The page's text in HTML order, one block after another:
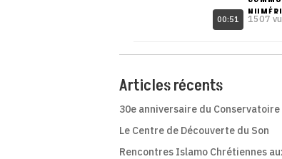
00:51 1507
Articles récents
30e anniversaire du
Le Centre de Découverte du Son
Rencontres Islamo Chrétiennes